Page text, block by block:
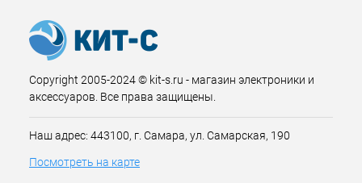
Copyright 2005-2024 © kit-s.ru - магазин электроники и
аксессуаров. Все права защищены.
Наш адрес: 443100, г. Самара, ул. Самарская, 190
Посмотреть на карте